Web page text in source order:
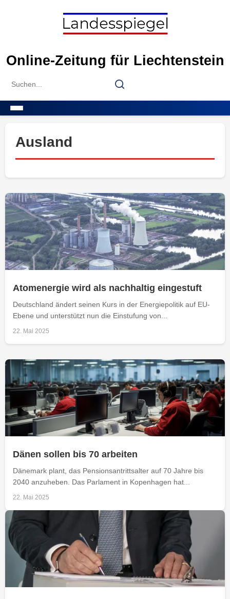
Online-Zeitung für Liechtenstein
Search
Search
Ausland
Atomenergie wird als nachhaltig eingestuft
Deutschland ändert seinen Kurs in der Energiepolitik auf EU-
Ebene und unterstützt nun die Einstufung von...
22. Mai 2025
Dänen sollen bis 70 arbeiten
Dänemark plant, das Pensionsantrittsalter auf 70 Jahre bis
2040 anzuheben. Das Parlament in Kopenhagen hat...
22. Mai 2025